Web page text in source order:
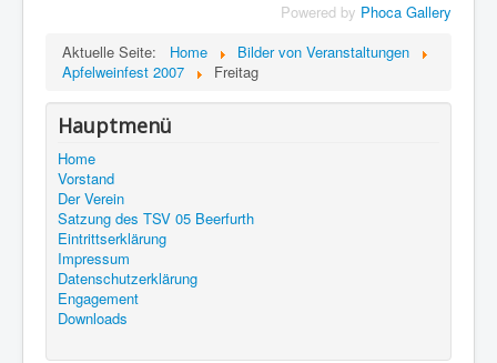
Powered by Phoca Gallery
Aktuelle Seite:
Home
Bilder von Veranstaltungen
Apfelweinfest 2007
Freitag
Hauptmenü
Home
Vorstand
Der Verein
Satzung des TSV 05 Beerfurth
Eintrittserklärung
Impressum
Datenschutzerklärung
Engagement
Downloads